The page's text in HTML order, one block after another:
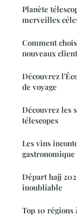
Planète
merveilles
Comment
nouveaux
Découvrez
de voyage
Découvrez les
télescopes
Les vins
gastronomique
Départ hajj
inoubliable
Top 10